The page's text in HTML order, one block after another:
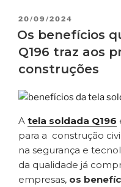
20/09/2024
Os benefícios
Q196 traz aos
construções
A tela soldada Q196
para a construção
na segurança e
da qualidade já
empresas, os